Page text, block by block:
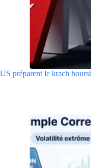
préparent le krach